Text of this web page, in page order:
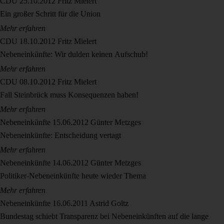
Ein großer Schritt für die Union
Mehr erfahren
CDU 18.10.2012 Fritz Mielert
Nebeneinkünfte: Wir dulden keinen Aufschub!
Mehr erfahren
CDU 08.10.2012 Fritz Mielert
Fall Steinbrück muss Konsequenzen haben!
Mehr erfahren
Nebeneinkünfte 15.06.2012 Günter Metzges
Nebeneinkünfte: Entscheidung vertagt
Mehr erfahren
Nebeneinkünfte 14.06.2012 Günter Metzges
Politiker-Nebeneinkünfte heute wieder Thema
Mehr erfahren
Nebeneinkünfte 16.06.2011 Astrid Goltz
Bundestag schiebt Transparenz bei Nebeneinkünften auf die lange